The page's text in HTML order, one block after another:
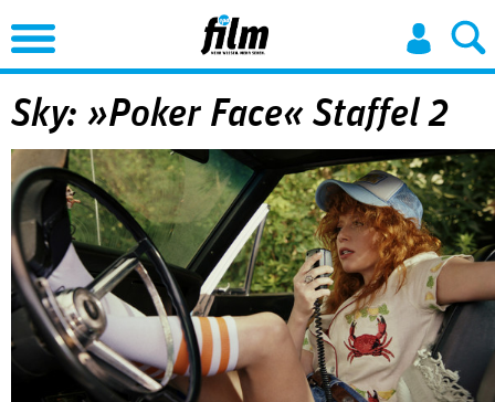
Jump to Navigation
Sky: »Poker Face« Staffel 2